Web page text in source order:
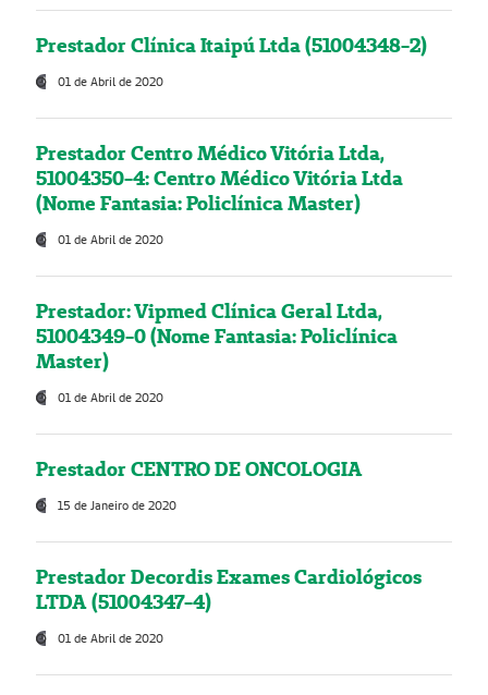
Prestador Clínica Itaipú Ltda (51004348-2)
01 de Abril de 2020
Prestador Centro Médico Vitória Ltda,
51004350-4: Centro Médico Vitória Ltda
(Nome Fantasia: Policlínica Master)
01 de Abril de 2020
Prestador: Vipmed Clínica Geral Ltda,
51004349-0 (Nome Fantasia: Policlínica
Master)
01 de Abril de 2020
Prestador CENTRO DE ONCOLOGIA
15 de Janeiro de 2020
Prestador Decordis Exames Cardiológicos
LTDA (51004347-4)
01 de Abril de 2020